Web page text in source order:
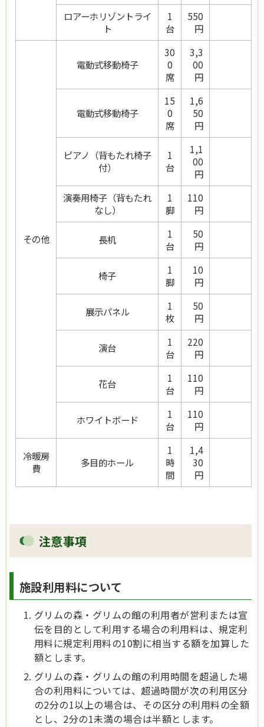
ロアーホリゾントライ
ト
1
台
550
円
その他
電動式移動椅子
30
0
席
3,3
00
円
電動式移動椅子
15
0
席
1,6
50
円
ピアノ（背もたれ椅子
付）
1
台
1,1
00
円
演奏用椅子（背もたれ
なし）
1
脚
110
円
長机
1
台
50
円
椅子
1
脚
10
円
展示パネル
1
枚
50
円
演台
1
台
220
円
花台
1
台
110
円
ホワイトボード
1
台
110
円
冷暖房
費
多目的ホール
1
時
間
1,4
30
円
注意事項
施設利用料について
グリムの森・グリムの館の利用者が営利または宣
伝を目的として利用する場合の利用料は、規定利
用料に規定利用料の10割に相当する額を加算した
額とします。
グリムの森・グリムの館の利用時間を超過した場
合の利用料については、超過時間が次の利用区分
の2分の1以上の場合は、その区分の利用料の全額
とし、2分の1未満の場合は半額とします。